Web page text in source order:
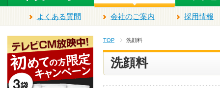
よくある質問 会社のご案内 採用情報
TOP 洗顔料
洗顔料